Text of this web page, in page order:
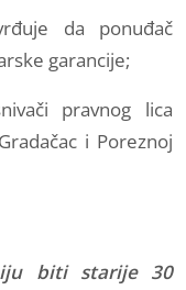
da ponuđač
garancije;
pravnog lica
i Poreznoj
biti starije 30